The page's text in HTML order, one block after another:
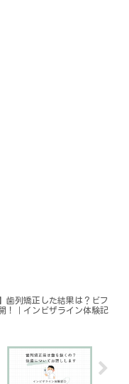
歯列矯正した結果は？ビフ
！｜インビザライン体験記